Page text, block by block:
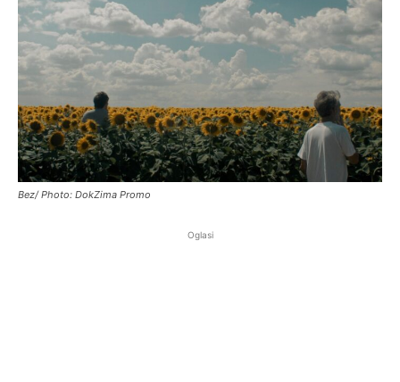
Bez/ Photo: DokZima Promo
Oglasi